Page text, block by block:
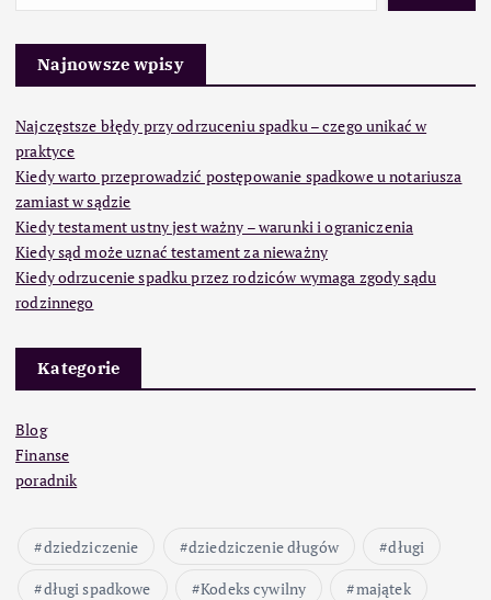
Najnowsze wpisy
Najczęstsze błędy przy odrzuceniu spadku – czego unikać w
praktyce
Kiedy warto przeprowadzić postępowanie spadkowe u notariusza
zamiast w sądzie
Kiedy testament ustny jest ważny – warunki i ograniczenia
Kiedy sąd może uznać testament za nieważny
Kiedy odrzucenie spadku przez rodziców wymaga zgody sądu
rodzinnego
Kategorie
Blog
Finanse
poradnik
dziedziczenie dziedziczenie długów
długi
długi spadkowe
Kodeks cywilny
majątek